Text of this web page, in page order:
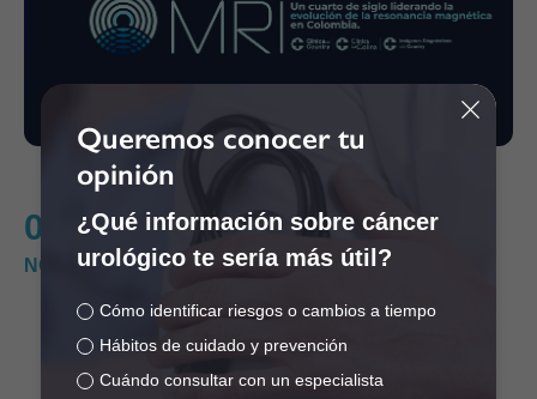
05
NOV
SIMPOSIO INTERNACIONAL MRI 2026.
Queremos conocer tu
opinión
¿Qué información sobre cáncer
urológico te sería más útil?
Cómo identificar riesgos o cambios a tiempo
Hábitos de cuidado y prevención
Cuándo consultar con un especialista